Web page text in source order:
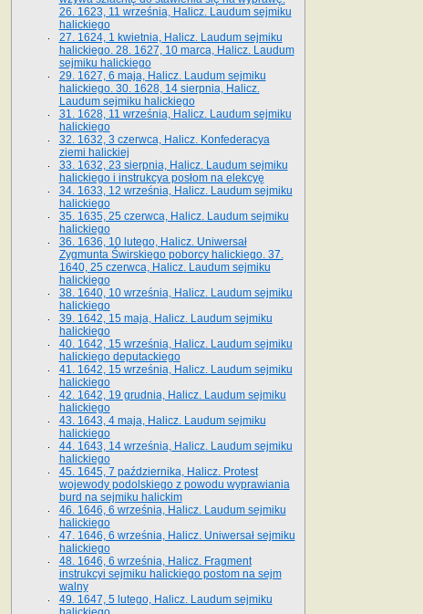
26. 1623, 11 września, Halicz. Laudum sejmiku
halickiego
27. 1624, 1 kwietnia, Halicz. Laudum sejmiku
halickiego. 28. 1627, 10 marca, Halicz. Laudum
sejmiku halickiego
29. 1627, 6 maja, Halicz. Laudum sejmiku
halickiego. 30. 1628, 14 sierpnia, Halicz.
Laudum sejmiku halickiego
31. 1628, 11 września, Halicz. Laudum sejmiku
halickiego
32. 1632, 3 czerwca, Halicz. Konfederacya
ziemi halickiej
33. 1632, 23 sierpnia, Halicz. Laudum sejmiku
halickiego i instrukcya posłom na elekcyę
34. 1633, 12 września, Halicz. Laudum sejmiku
halickiego
35. 1635, 25 czerwca, Halicz. Laudum sejmiku
halickiego
36. 1636, 10 lutego, Halicz. Uniwersał
Zygmunta Świrskiego poborcy halickiego. 37.
1640, 25 czerwca, Halicz. Laudum sejmiku
halickiego
38. 1640, 10 września, Halicz. Laudum sejmiku
halickiego
39. 1642, 15 maja, Halicz. Laudum sejmiku
halickiego
40. 1642, 15 września, Halicz. Laudum sejmiku
halickiego deputackiego
41. 1642, 15 września, Halicz. Laudum sejmiku
halickiego
42. 1642, 19 grudnia, Halicz. Laudum sejmiku
halickiego
43. 1643, 4 maja, Halicz. Laudum sejmiku
halickiego
44. 1643, 14 września, Halicz. Laudum sejmiku
halickiego
45. 1645, 7 października, Halicz. Protest
wojewody podolskiego z powodu wyprawiania
burd na sejmiku halickim
46. 1646, 6 września, Halicz. Laudum sejmiku
halickiego
47. 1646, 6 września, Halicz. Uniwersał sejmiku
halickiego
48. 1646, 6 września, Halicz. Fragment
instrukcyi sejmiku halickiego postom na sejm
walny
49. 1647, 5 lutego, Halicz. Laudum sejmiku